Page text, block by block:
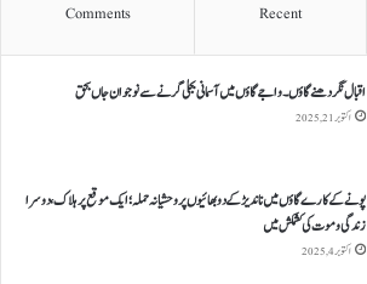
Recent
Comments
اقبال نگر دھنےگاؤں۔ واجےگاؤں میں آسمانی بجلی گرنے سے نوجوان جاں بحق
اکتوبر 21, 2025
پونے کے کارےگاؤں میں ناندیڑ کے دو بھائیوں پر وحشیانہ حملہ؛ ایک موقع پر ہلاک، دوسرا
زندگی و موت کی کشمکش میں
اکتوبر 4, 2025